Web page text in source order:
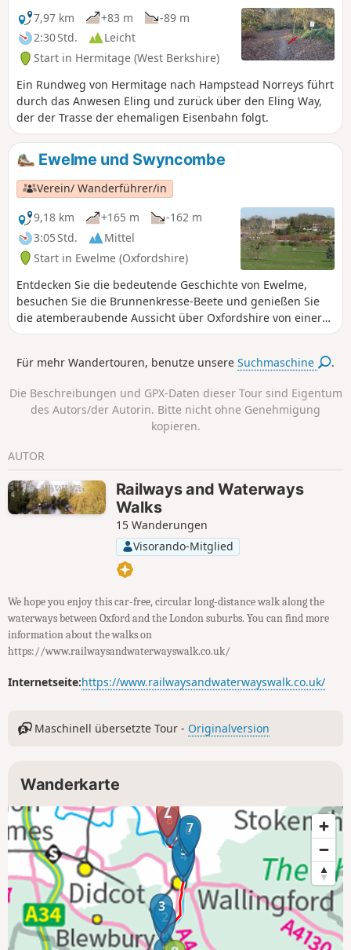
7,97 km
+83 m
-89 m
2:30 Std.
Leicht
Start in Hermitage (West Berkshire)
Ein Rundweg von Hermitage nach Hampstead Norreys führt
durch das Anwesen Eling und zurück über den Eling Way,
der der Trasse der ehemaligen Eisenbahn folgt.
Ewelme und Swyncombe
Verein/ Wanderführer/in
9,18 km
+165 m
-162 m
3:05 Std.
Mittel
Start in Ewelme (Oxfordshire)
Entdecken Sie die bedeutende Geschichte von Ewelme,
besuchen Sie die Brunnenkresse-Beete und genießen Sie
die atemberaubende Aussicht über Oxfordshire von einer
alten Hügelfestung auf den Swyncombe Downs. Zur
in Swyncombe eine wunderschöne Blütenpracht aus
Für mehr Wandertouren, benutze unsereSuchmaschine .
Die Beschreibungen und GPX-Daten dieser Tour sind Eigentum
des Autors/der Autorin. Bitte nicht ohne Genehmigung
kopieren.
AUTOR
Railways and Waterways
Walks
15 Wanderungen
Visorando-Mitglied
We hope you enjoy this car-free, circular long-distance walk along the
waterways between Oxford and the London suburbs. You can find more
information about the walks on
https://www.railwaysandwaterwayswalk.co.uk/
Internetseite:https://www.railwaysandwaterwayswalk.co.uk/
Maschinell übersetzte Tour - Originalversion
Wanderkarte
2
3
4
5
6
7
8